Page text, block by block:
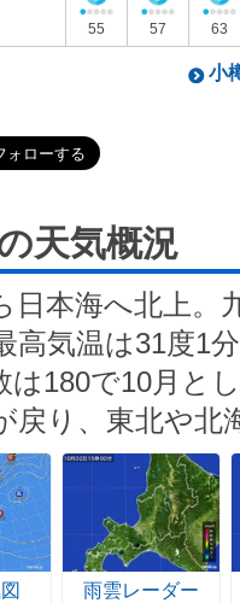
55 57 63
小
天気概況
日本海へ北上。
高気温は31度1
は180で10月と
戻り、東北や北
雨雲レーダー